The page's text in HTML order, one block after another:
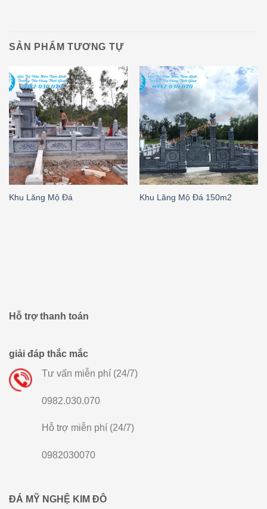
SẢN PHẨM TƯƠNG TỰ
Khu Lăng Mộ Đá Khu Lăng Mộ Đá 150m2
Hỗ trợ thanh toán
giải đáp thắc mắc
Tư vấn miễn phí (24/7)
0982.030.070
Hỗ trợ miễn phí (24/7)
0982030070
ĐÁ MỸ NGHỆ KIM ĐÔ